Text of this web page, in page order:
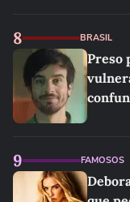
8 BRASIL
Preso
9 FAMOSOS